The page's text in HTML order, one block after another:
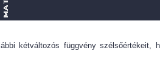
kétváltozós függvény szélsőértékeit,